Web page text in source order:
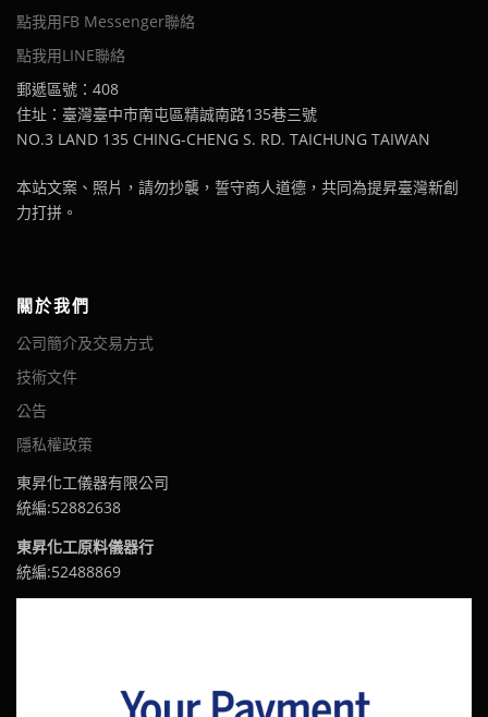
點我用FB Messenger聯絡
點我用LINE聯絡
郵遞區號：408
住址：臺灣臺中市南屯區精誠南路135巷三號
NO.3 LAND 135 CHING-CHENG S. RD. TAICHUNG TAIWAN
本站文案、照片，請勿抄襲，誓守商人道德，共同為提昇臺灣新創
力打拼。
關於我們
公司簡介及交易方式
技術文件
公告
隱私權政策
東昇化工儀器有限公司
統編:52882638
東昇化工原料儀器行
統編:52488869